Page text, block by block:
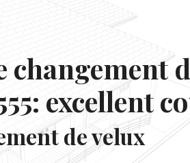
excellent
de velux